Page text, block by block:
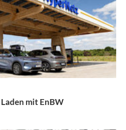
mit EnBW